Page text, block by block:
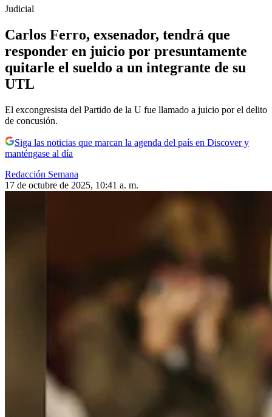
Judicial
Carlos Ferro, exsenador, tendrá que
responder en juicio por presuntamente
quitarle el sueldo a un integrante de su
UTL
El excongresista del Partido de la U fue llamado a juicio por el delito
de concusión.
Siga las noticias que marcan la agenda del país en Discover y
manténgase al día
Redacción Semana
17 de octubre de 2025, 10:41 a. m.